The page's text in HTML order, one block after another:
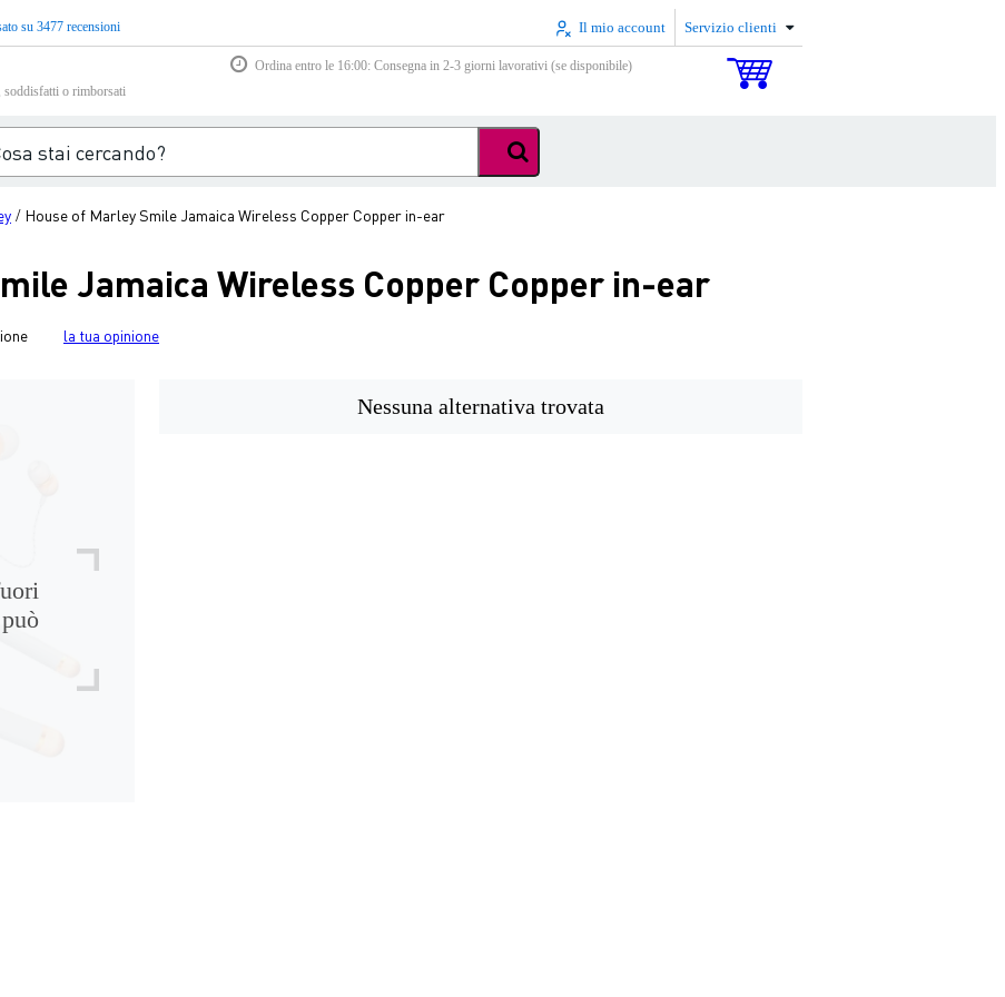
su 3477 recensioni Il mio account Servizio clienti
Ordina entro le 16:00: Consegna in 2-3 giorni lavorativi (se disponibile)
o rimborsati
/ House of Marley Smile Jamaica Wireless Copper Copper in-ear
Jamaica Wireless Copper Copper in-ear
la tua opinione
Nessuna alternativa trovata